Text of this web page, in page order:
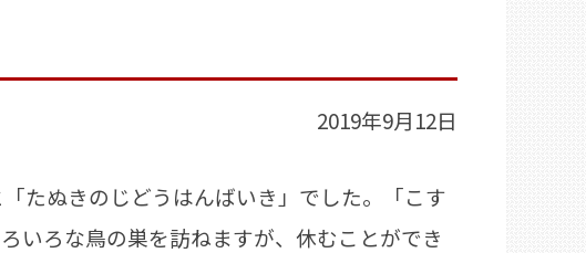
2019年9月12日
たぬきのじどうはんばいき」でした。「こす
いろな鳥の巣を訪ねますが、休むことができ